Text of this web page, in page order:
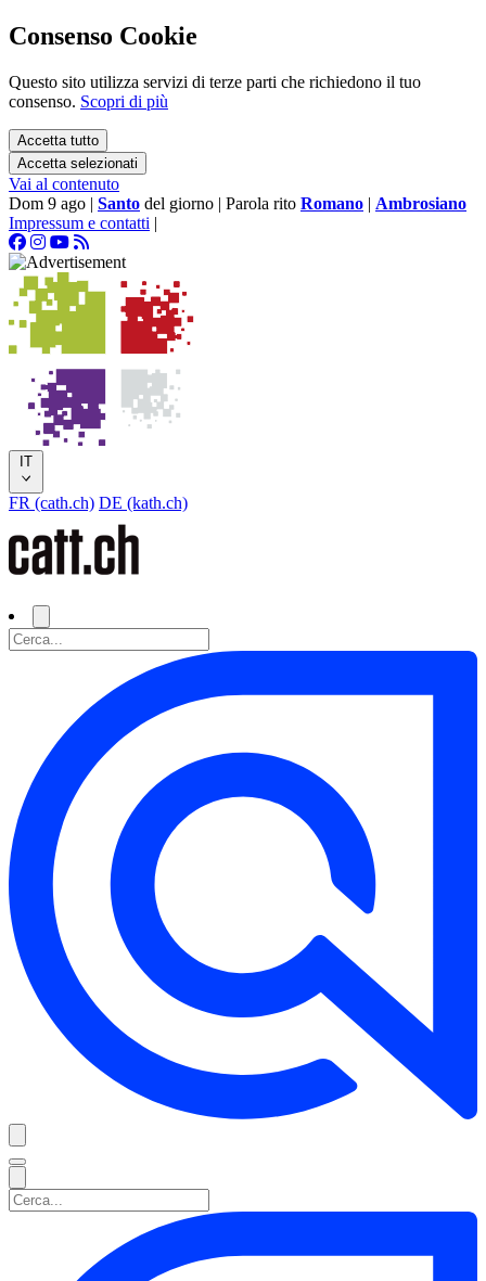
Consenso Cookie
Questo sito utilizza servizi di terze parti che richiedono il tuo
consenso. Scopri di più
Accetta tutto
Accetta selezionati
Vai al contenuto
Dom 9 ago | Santo del giorno | Parola rito Romano | Ambrosiano
Impressum e contatti |
IT
FR (cath.ch) DE (kath.ch)